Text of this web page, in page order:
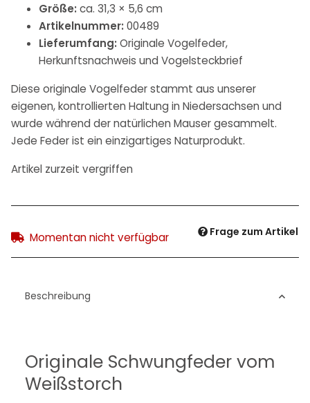
Größe:ca. 31,3 × 5,6 cm
Artikelnummer:00489
Lieferumfang:Originale Vogelfeder,
Herkunftsnachweis und Vogelsteckbrief
Diese originale Vogelfeder stammt aus unserer
eigenen, kontrollierten Haltung in Niedersachsen und
wurde während der natürlichen Mauser gesammelt.
Jede Feder ist ein einzigartiges Naturprodukt.
Artikel zurzeit vergriffen
Momentan nicht verfügbar Frage zum Artikel
Beschreibung
Originale Schwungfeder vom
Weißstorch